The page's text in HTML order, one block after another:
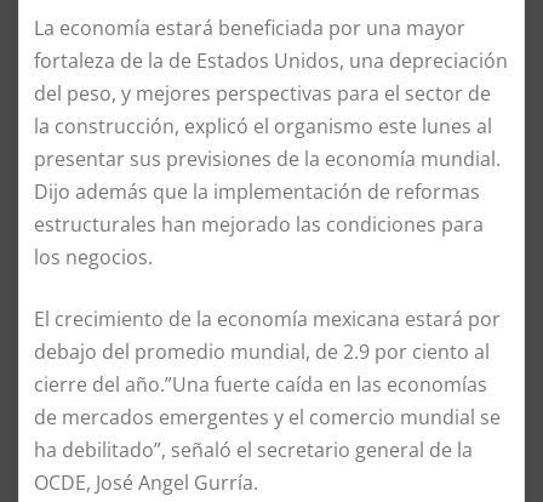
La economía estará beneficiada por una mayor
fortaleza de la de Estados Unidos, una depreciación
del peso, y mejores perspectivas para el sector de
la construcción, explicó el organismo este lunes al
presentar sus previsiones de la economía mundial.
Dijo además que la implementación de reformas
estructurales han mejorado las condiciones para
los negocios.
El crecimiento de la economía mexicana estará por
debajo del promedio mundial, de 2.9 por ciento al
cierre del año.”Una fuerte caída en las economías
de mercados emergentes y el comercio mundial se
ha debilitado”, señaló el secretario general de la
OCDE, José Angel Gurría.